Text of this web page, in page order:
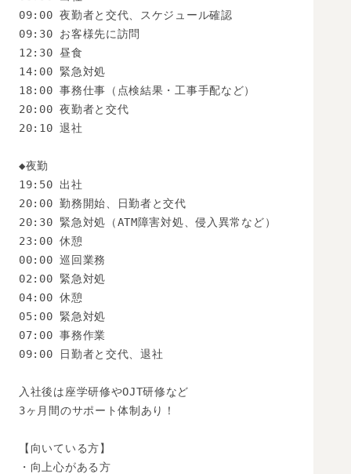
09:00 夜勤者と交代、スケジュール確認
09:30 お客様先に訪問
12:30 昼食
14:00 緊急対処
18:00 事務仕事（点検結果・工事手配など）
20:00 夜勤者と交代
20:10 退社
◆夜勤
19:50 出社
20:00 勤務開始、日勤者と交代
20:30 緊急対処（ATM障害対処、侵入異常など）
23:00 休憩
00:00 巡回業務
02:00 緊急対処
04:00 休憩
05:00 緊急対処
07:00 事務作業
09:00 日勤者と交代、退社
入社後は座学研修やOJT研修など
3ヶ月間のサポート体制あり！
【向いている方】
・向上心がある方